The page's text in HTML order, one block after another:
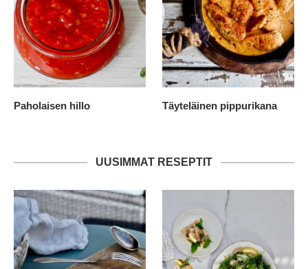
Paholaisen hillo Täyteläinen pippurikana
UUSIMMAT RESEPTIT